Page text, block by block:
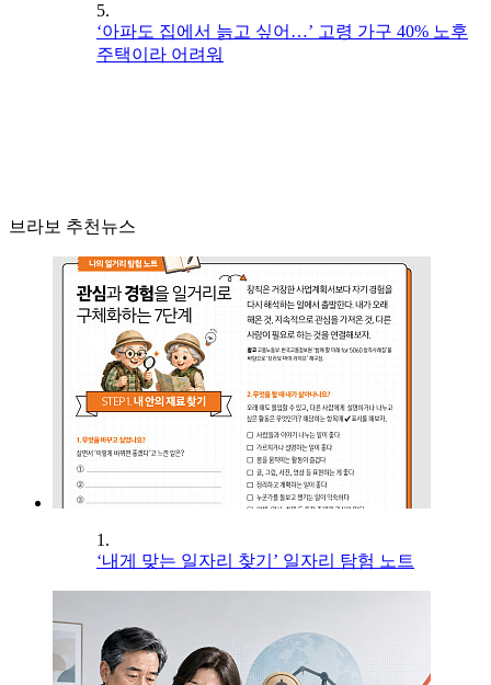
5.
‘아파도 집에서 늙고 싶어…’ 고령 가구 40% 노후
주택이라 어려워
브라보 추천뉴스
1.
‘내게 맞는 일자리 찾기’ 일자리 탐험 노트